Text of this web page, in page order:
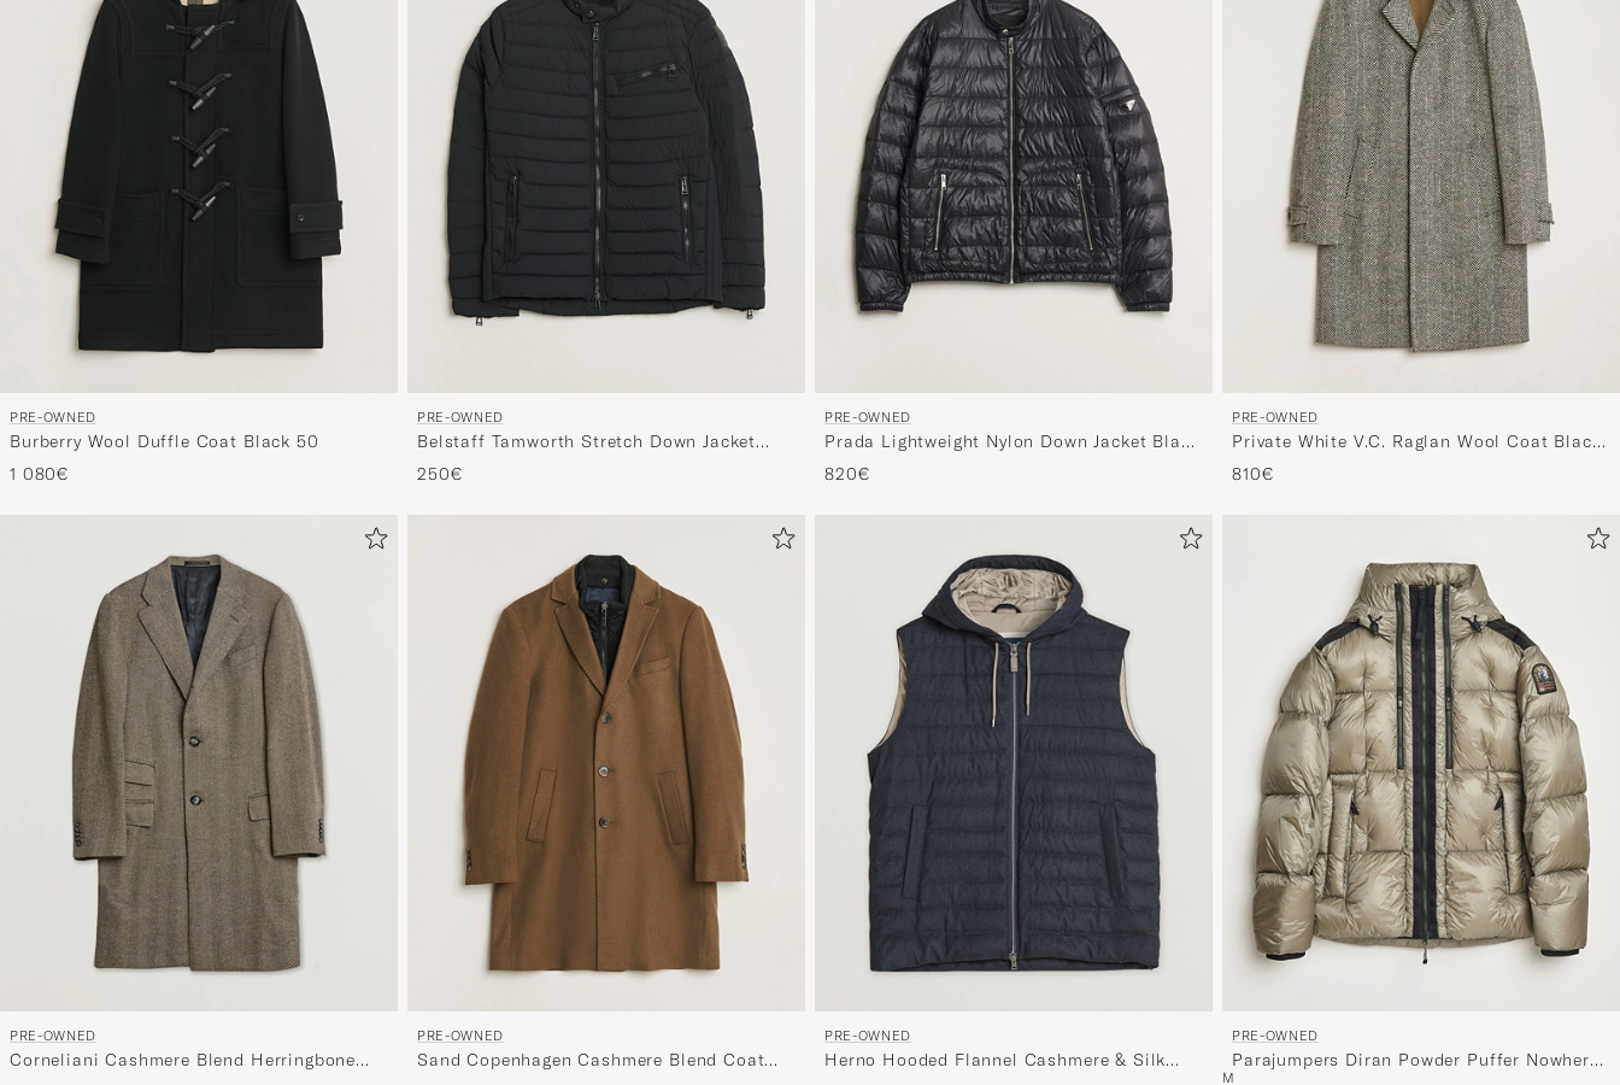
Mi
estilo
y
disfruta
de
una
selección
PRE-OWNED
Burberry Wool Duffle Coat Black 50
1 080€
PRE-OWNED
Belstaff Tamworth Stretch Down Jacket
Black 46
250€
PRE-OWNED
Prada Lightweight Nylon Down Jacket Black
54
820€
PRE-OWNED
Private White V.C. Raglan Wool Coat Black
& Cream 2 - XS
810€
PRE-OWNED
Corneliani Cashmere Blend Herringbone
PRE-OWNED
Sand Copenhagen Cashmere Blend Coat
PRE-OWNED
Herno Hooded Flannel Cashmere & Silk
PRE-OWNED
Parajumpers Diran Powder Puffer Nowhere
M